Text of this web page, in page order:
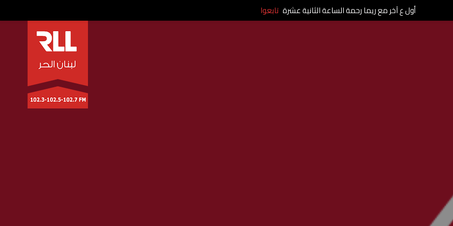
أول ع آخر مع ريما رحمة الساعة الثانية عشرة تابعوا